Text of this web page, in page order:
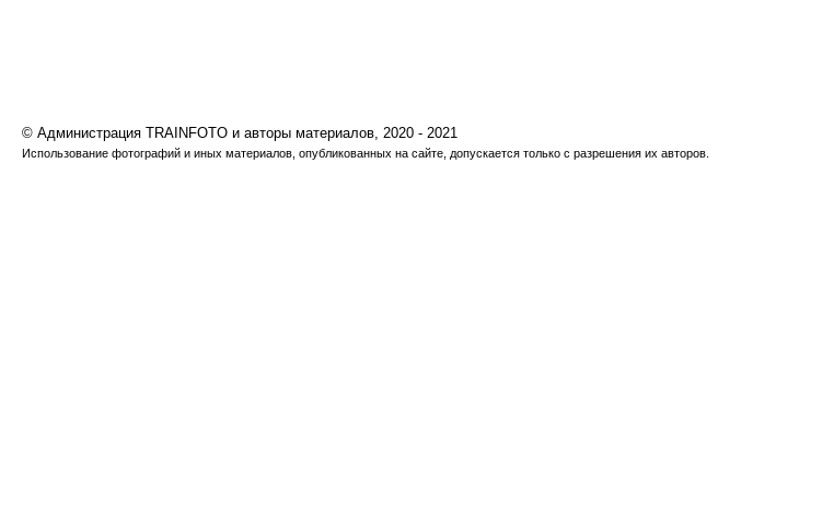
© Администрация TRAINFOTO и авторы материалов, 2020 - 2021
Использование фотографий и иных материалов, опубликованных на сайте, допускается только с разрешения их авторов.